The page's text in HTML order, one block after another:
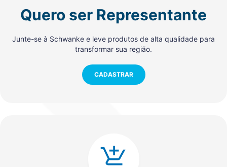
Quero ser Representante
Junte-se à Schwanke e leve produtos de alta qualidade para
transformar sua região.
CADASTRAR